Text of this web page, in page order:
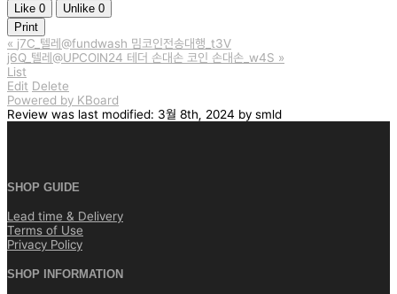
Like 0 Unlike 0
Print
« j7C_텔레@fundwash 밈코인전송대행_t3V
j6Q_텔레@UPCOIN24 테더 손대손 코인 손대손_w4S »
List
Edit Delete
Powered by KBoard
Review was last modified: 3월 8th, 2024 by smld
SHOP GUIDE
Lead time & Delivery
Terms of Use
Privacy Policy
SHOP INFORMATION